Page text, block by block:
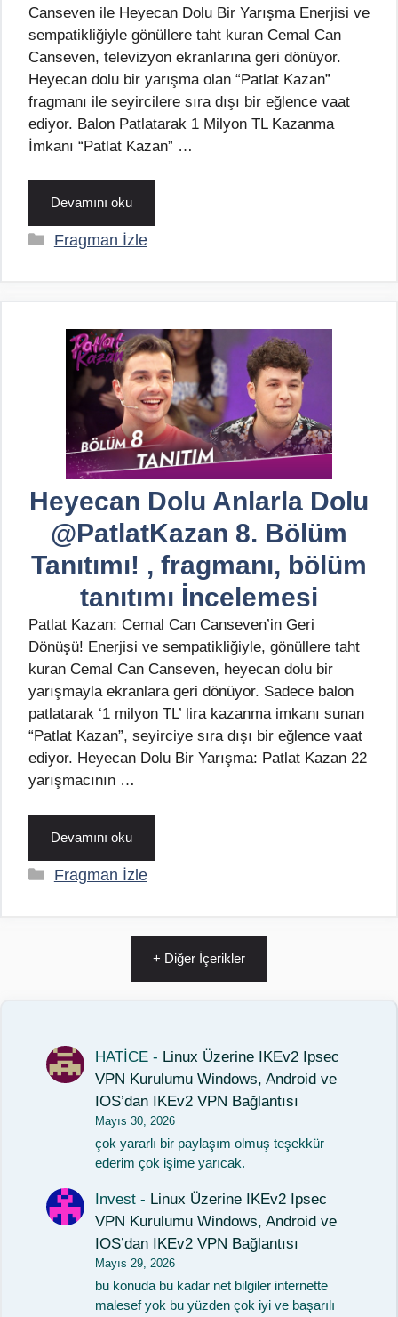
Canseven ile Heyecan Dolu Bir Yarışma Enerjisi ve
sempatikliğiyle gönüllere taht kuran Cemal Can
Canseven, televizyon ekranlarına geri dönüyor.
Heyecan dolu bir yarışma olan “Patlat Kazan”
fragmanı ile seyircilere sıra dışı bir eğlence vaat
ediyor. Balon Patlatarak 1 Milyon TL Kazanma
İmkanı “Patlat Kazan” …
Devamını oku
Kategoriler
Fragman İzle
Heyecan Dolu Anlarla Dolu
@PatlatKazan 8. Bölüm
Tanıtımı! , fragmanı, bölüm
tanıtımı İncelemesi
Patlat Kazan: Cemal Can Canseven’in Geri
Dönüşü! Enerjisi ve sempatikliğiyle, gönüllere taht
kuran Cemal Can Canseven, heyecan dolu bir
yarışmayla ekranlara geri dönüyor. Sadece balon
patlatarak ‘1 milyon TL’ lira kazanma imkanı sunan
“Patlat Kazan”, seyirciye sıra dışı bir eğlence vaat
ediyor. Heyecan Dolu Bir Yarışma: Patlat Kazan 22
yarışmacının …
Devamını oku
Kategoriler
Fragman İzle
+ Diğer İçerikler
HATİCE - Linux Üzerine IKEv2 Ipsec
VPN Kurulumu Windows, Android ve
IOS’dan IKEv2 VPN Bağlantısı
Mayıs 30, 2026
çok yararlı bir paylaşım olmuş teşekkür
ederim çok işime yarıcak.
Invest - Linux Üzerine IKEv2 Ipsec
VPN Kurulumu Windows, Android ve
IOS’dan IKEv2 VPN Bağlantısı
Mayıs 29, 2026
bu konuda bu kadar net bilgiler internette
malesef yok bu yüzden çok iyi ve başarılı